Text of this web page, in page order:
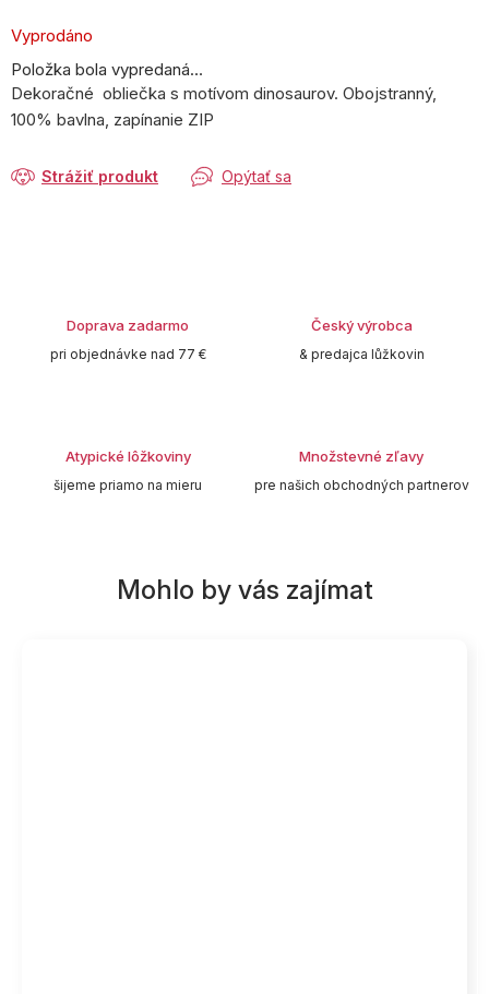
cena:
Vyprodáno
Položka bola vypredaná…
Dekoračné obliečka s motívom dinosaurov. Obojstranný,
100% bavlna, zapínanie ZIP
Opýtať sa
Strážiť produkt
Doprava zadarmo
pri objednávke nad 77 €
Český výrobca
& predajca lůžkovin
Atypické lôžkoviny
šijeme priamo na mieru
Množstevné zľavy
pre našich obchodných partnerov